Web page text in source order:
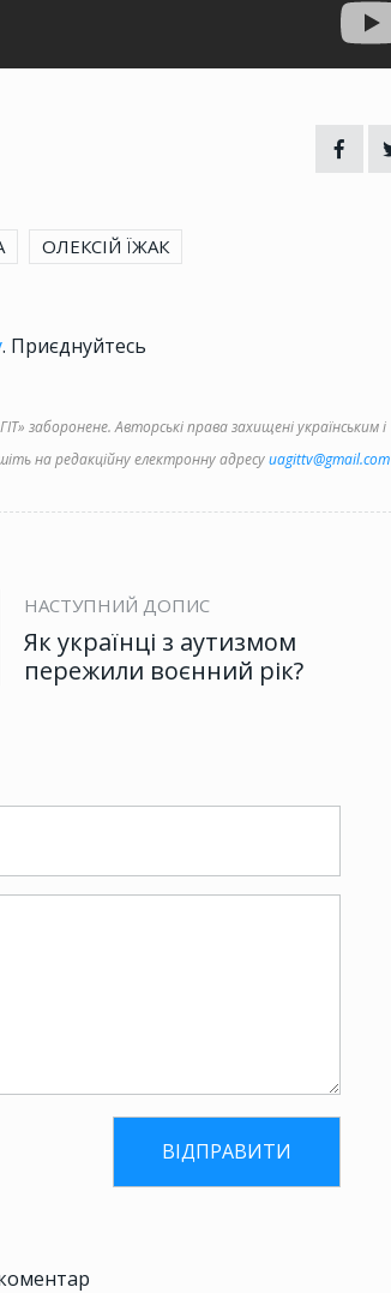
ОЛЕКСІЙ ЇЖАК
. Приєднуйтесь
заборонене. Авторські права захищені українським і
на редакційну електронну адресуuagittv@gmail.com
НАСТУПНИЙ ДОПИС
Як українці з аутизмом
пережили воєнний рік?